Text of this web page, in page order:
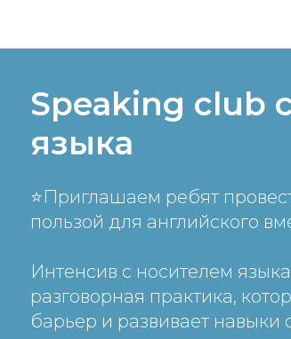
Speaking club
языка
⭐Приглашаем ребят
пользой для английского
Интенсив с носителем
разговорная практика,
барьер и развивает